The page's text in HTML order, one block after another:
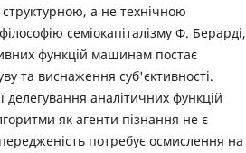
структурною, а не технічною
семіокапіталізму Ф. Берарді,
функцій машинам постає
та виснаження суб'єктивності.
делегування аналітичних функцій
як агенти пізнання не є
потребує осмислення на